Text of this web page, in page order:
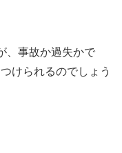
、事故か過失かで
けられるのでしょう